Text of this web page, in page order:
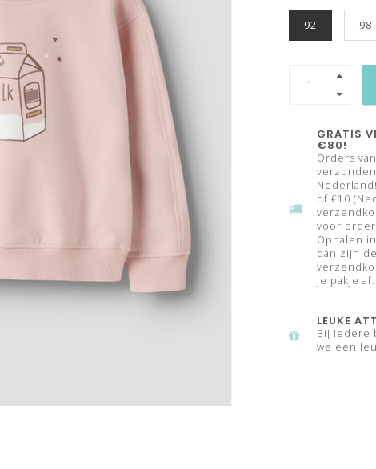
92 98
GRATIS
€80!
Orders
of €10
voor
Ophalen
dan zijn
je pakje af.
LEUKE
Bij iedere
we een